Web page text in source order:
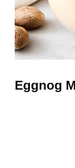
Eggnog